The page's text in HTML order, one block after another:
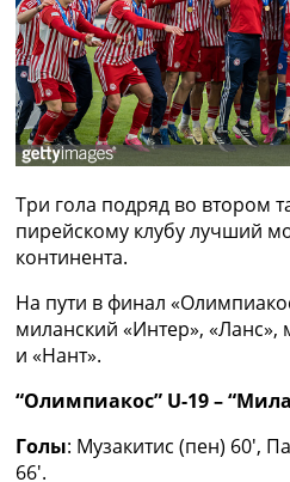
RU
UA
Categories
Главная
Видео
Трансферы
Новости футбола
Последние
Конкурс прогнозов
Логин
Правила
Турниры
Три гола подряд во втором
пирейскому клубу лучший
континента.
На пути в финал
миланский «Интер»,
и «Нант».
“Олимпиакос” U-19 –
Голы: Музакитис (пен) 60′,
66′.